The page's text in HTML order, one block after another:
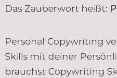
Das Zauberwort heißt:
Personal Copywriting
Skills mit deiner
brauchst Copywriting